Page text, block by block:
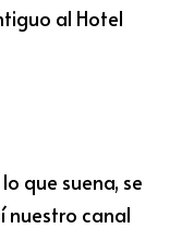
al Hotel
que suena, se
nuestro canal